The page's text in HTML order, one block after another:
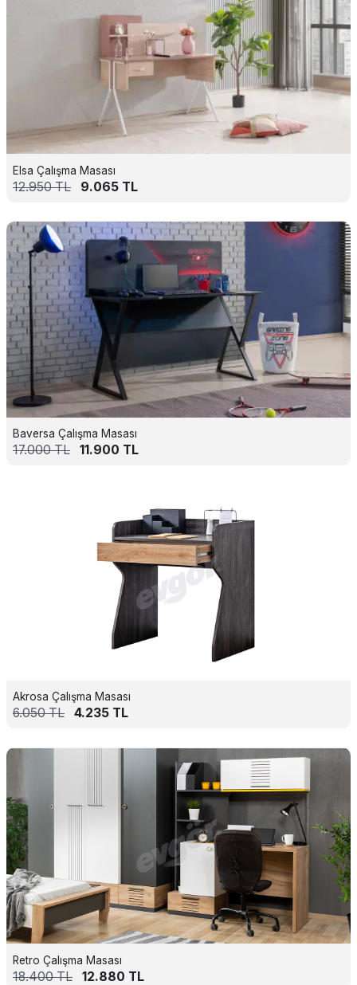
Elsa Çalışma Masası
12.950TL 9.065 TL
Baversa Çalışma Masası
17.000TL 11.900 TL
Akrosa Çalışma Masası
6.050TL 4.235 TL
Retro Çalışma Masası
18.400TL 12.880 TL